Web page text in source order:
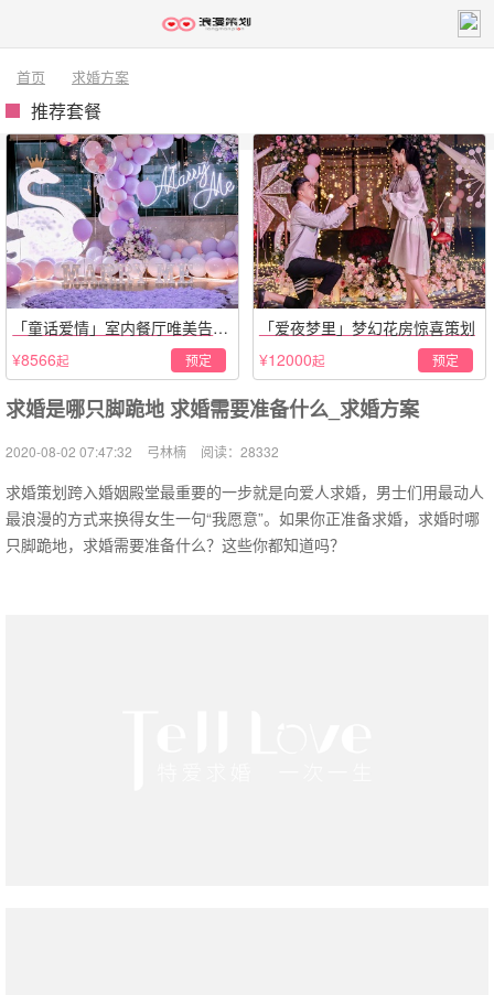
首页 求婚方案
推荐套餐
「童话爱情」室内餐厅唯美告白
仪式
¥8566起 预定
「爱夜梦里」梦幻花房惊喜策划
¥12000起 预定
求婚是哪只脚跪地 求婚需要准备什么_求婚方案
2020-08-02 07:47:32 弓林楠 阅读：28332
求婚策划跨入婚姻殿堂最重要的一步就是向爱人求婚，男士们用最动人
最浪漫的方式来换得女生一句“我愿意”。如果你正准备求婚，求婚时哪
只脚跪地，求婚需要准备什么？这些你都知道吗？